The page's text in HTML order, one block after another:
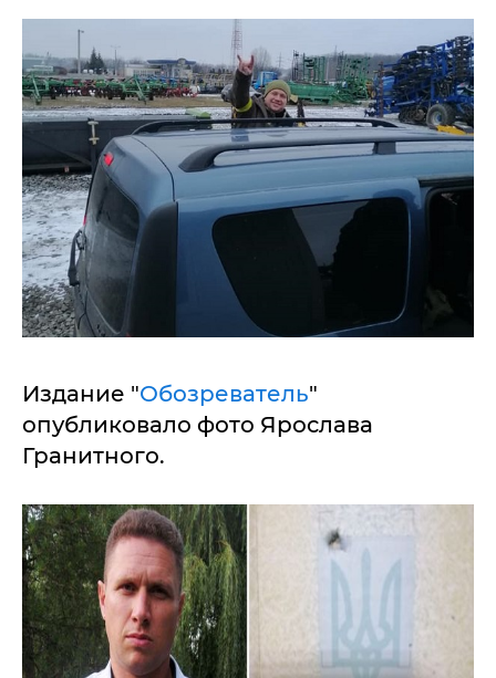
Издание "Обозреватель"
опубликовало фото Ярослава
Гранитного.